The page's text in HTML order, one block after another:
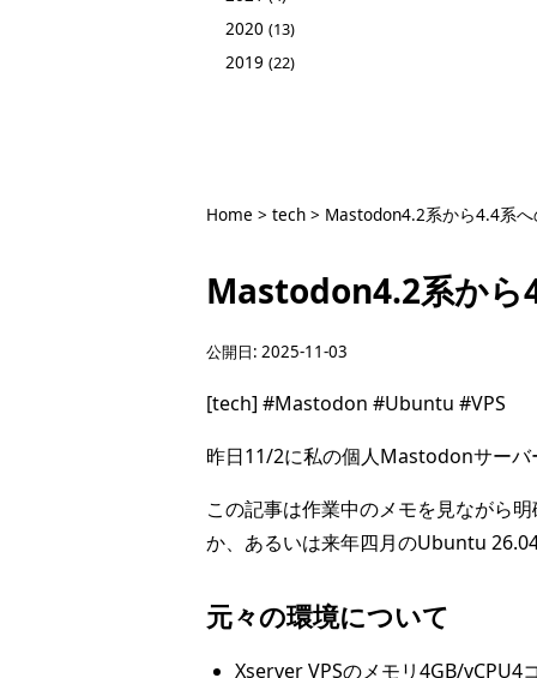
2020 (13)
2019 (22)
Home > tech > Mastodon4.2系から4.4系
Mastodon4.2系から
公開日: 2025-11-03
[tech] #Mastodon #Ubuntu #VPS
昨日11/2に私の個人Mastodonサー
この記事は作業中のメモを見ながら
か、あるいは来年四月のUbuntu
元々の環境について
Xserver VPSのメモリ4GB/vCPU4